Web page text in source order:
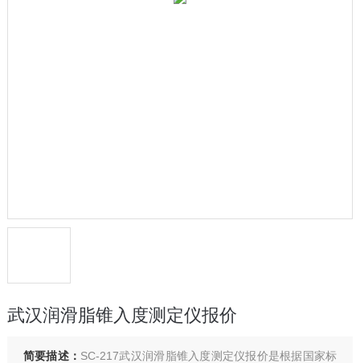
武汉润滑脂锥入度测定仪报价
简要描述： SC-217武汉润滑脂锥入度测定仪报价是根据国家标